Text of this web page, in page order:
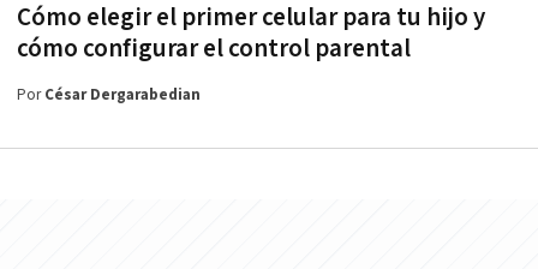
Cómo elegir el primer celular para tu hijo y
cómo configurar el control parental
PorCésar Dergarabedian